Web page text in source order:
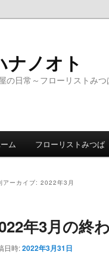
ナノオト
の日常～フローリストみつ
メ
コ
サ
ン
ム フローリストみつば
アーカイブ: 2022年3月
年3月の終
日時:2022年3月31日